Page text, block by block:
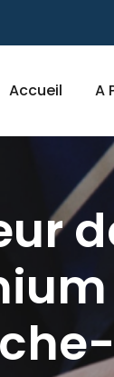
Accueil A